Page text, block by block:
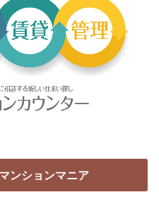
ンションマニア